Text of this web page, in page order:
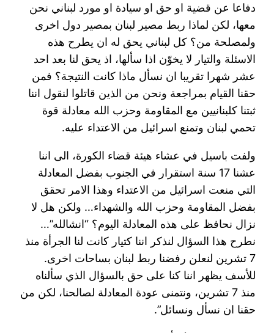
دفاعا عن قضية او حق او سيادة او مورد لبناني نحن
معها، لكن لماذا ربط مصير لبنان بمصير دول اخرى
ولمصلحة من؟ كل لبناني يحق له ان يطرح هذه
الاسئلة والتيار لا يخوّن اذا سألها، اذ يحق لنا بعد احد
عشر شهرا تقريبا ان نسأل ماذا كانت النتيجة؟ فمن
حقنا القيام بمراجعة ونحن من الذين قاتلوا لنقول اننا
ثبتنا كلبنانيين مع المقاومة وحزب الله معادلة قوة
تحمي لبنان وتمنع اسرائيل من الاعتداء عليه.
ولفت باسيل في عشاء هيئة قضاء الكورة، الى اننا
عشنا 17 سنة استقرار في الجنوب بفضل المعادلة
التي منعت اسرائيل من الاعتداء وهذا الامر تحقق
بفضل المقاومة وحزب الله والشهداء… ولكن هل لا
نزال نحافظ على هذه المعادلة اليوم؟ “انشالله”…
نطرح هذا السؤال لنذكر اننا كتيار كانت لنا الجرأة منذ
7 تشرين لنعلن رفضنا ربط لبنان بساحات اخرى.
‏للأسف يظهر اننا كنا على حق بالسؤال الذي سألناه
منذ 7 تشرين، ونتمنى عودة المعادلة لصالحنا، لكن من
حقنا ان نسأل ونسائل”.